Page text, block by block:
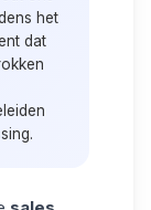
het
dat